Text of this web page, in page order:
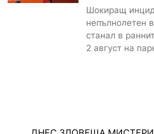
Шокиращ
непълнолетен
станал в
2 август на
Навигация